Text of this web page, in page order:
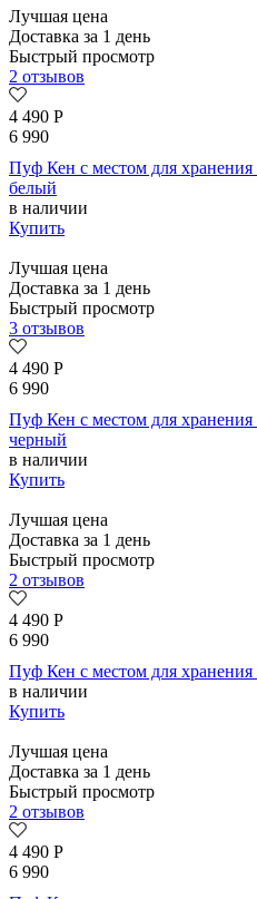
Лучшая цена
Доставка за 1 день
Быстрый просмотр
2 отзывов
4 490 Р
6 990
Пуф Кен с местом для
белый
в наличии
Купить
Лучшая цена
Доставка за 1 день
Быстрый просмотр
3 отзывов
4 490 Р
6 990
Пуф Кен с местом для
черный
в наличии
Купить
Лучшая цена
Доставка за 1 день
Быстрый просмотр
2 отзывов
4 490 Р
6 990
Пуф Кен с местом для
в наличии
Купить
Лучшая цена
Доставка за 1 день
Быстрый просмотр
2 отзывов
4 490 Р
6 990